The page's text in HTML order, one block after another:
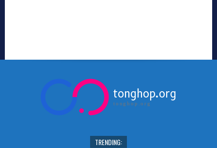
tonghop.org
tonghop.org
TRENDING: